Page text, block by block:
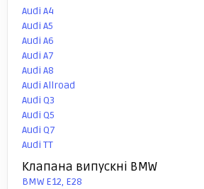
Audi A4
Audi A5
Audi A6
Audi A7
Audi A8
Audi Allroad
Audi Q3
Audi Q5
Audi Q7
Audi TT
Клапана випускні BMW
BMW E12, E28